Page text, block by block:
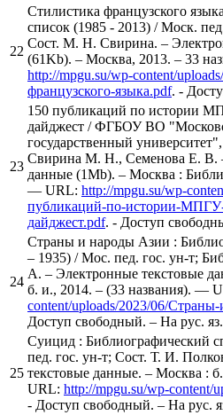
22
Стилистика французского
список (1985 - 2013) / Моск.
Сост. М. Н. Свирина. –
(61Kb). – Москва, 2013. – 33
http://mpgu.su/wp-content/
французского-языка.pdf. -
23
150 публикаций по истории
дайджест / ФГБОУ ВО
государственный
Свирина М. Н., Семенова Е. В.
данные (1Mb). – Москва :
— URL: http://mpgu.su/wp-
публикаций-по-истории-
дайджест.pdf. - Доступ
24
Страны и народы Азии :
– 1935) / Мос. пед. гос. ун-т;
А. – Электронные текстовые
б. и., 2014. – (33 названия). —
content/uploads/2023/06/
Доступ свободный. – На рус. яз.
25
Суицид : Библиографический
пед. гос. ун-т; Сост. Т. И.
текстовые данные. – Москва :
URL: http://mpgu.su/wp-content/
- Доступ свободный. – На рус.